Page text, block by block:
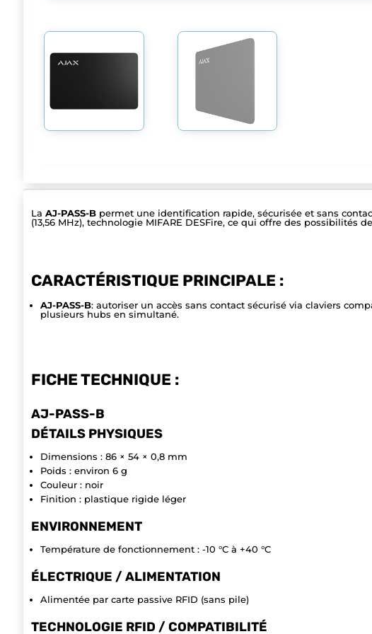
La AJ-PASS-B permet une identification rapide, sécurisée et sans
(13,56 MHz), technologie MIFARE DESFire, ce qui offre des
CARACTÉRISTIQUE PRINCIPALE :
AJ-PASS-B: autoriser un accès sans contact sécurisé via claviers
plusieurs hubs en simultané.
FICHE TECHNIQUE :
AJ-PASS-B
DÉTAILS PHYSIQUES
Dimensions : 86 × 54 × 0,8 mm
Poids : environ 6 g
Couleur : noir
Finition : plastique rigide léger
ENVIRONNEMENT
Température de fonctionnement : -10 °C à +40 °C
ÉLECTRIQUE / ALIMENTATION
Alimentée par carte passive RFID (sans pile)
TECHNOLOGIE RFID / COMPATIBILITÉ